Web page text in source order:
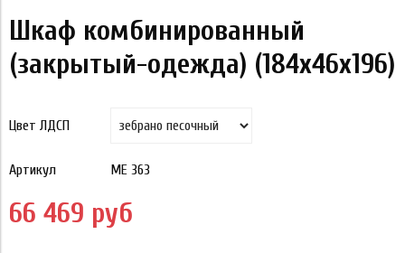
Шкаф комбинированный
(закрытый-одежда) (184x46x196)
Цвет ЛДСП
Артикул МЕ 363
66 469 руб